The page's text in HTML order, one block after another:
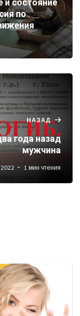
и состояние
по
НАЗАД
года назад
мужчина
1 мин чтения